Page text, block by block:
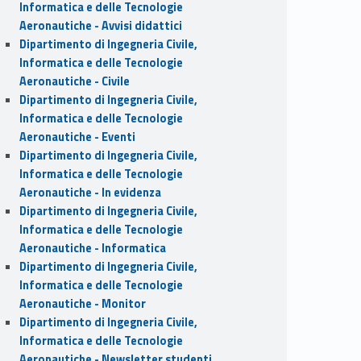
Informatica e delle Tecnologie
Aeronautiche - Avvisi didattici
Dipartimento di Ingegneria Civile,
Informatica e delle Tecnologie
Aeronautiche - Civile
Dipartimento di Ingegneria Civile,
Informatica e delle Tecnologie
Aeronautiche - Eventi
Dipartimento di Ingegneria Civile,
Informatica e delle Tecnologie
Aeronautiche - In evidenza
Dipartimento di Ingegneria Civile,
Informatica e delle Tecnologie
Aeronautiche - Informatica
Dipartimento di Ingegneria Civile,
Informatica e delle Tecnologie
Aeronautiche - Monitor
Dipartimento di Ingegneria Civile,
Informatica e delle Tecnologie